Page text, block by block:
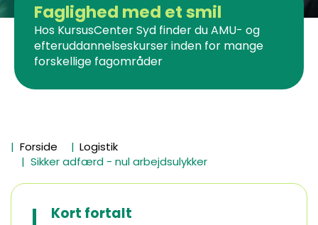
Faglighed med et smil
Hos KursusCenter Syd finder du AMU- og
efteruddannelseskurser inden for mange
forskellige fagområder
Forside
Logistik
Sikker adfærd - nul arbejdsulykker
Kort fortalt